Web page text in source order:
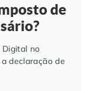
de
no
declaração de